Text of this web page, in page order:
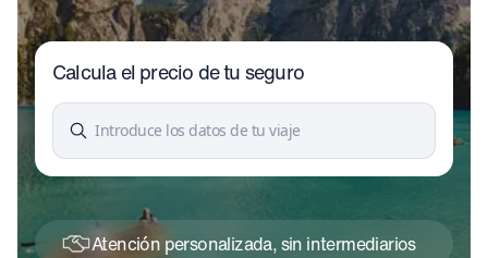
Calcula el precio de tu seguro
Introduce los datos de tu viaje
Atención personalizada, sin intermediarios